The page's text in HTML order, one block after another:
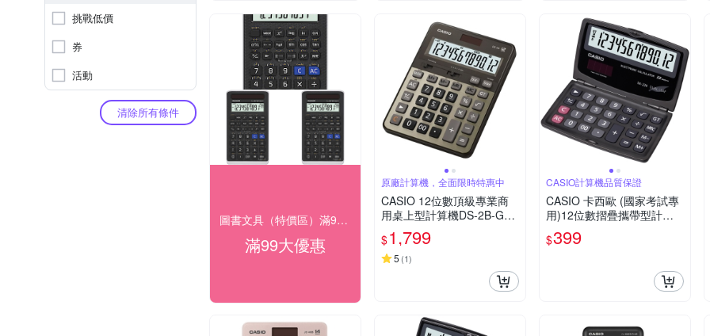
挑戰低價
券
活動
清除所有條件
圖書文具（特價區）滿99出貨
滿99大優惠
原廠計算機，全面限時特惠中
CASIO 12位數頂級專業商
用桌上型計算機DS-2B-GD-
黑/古銅金色
$1,799
5 (1)
CASIO計算機品質保證
CASIO 卡西歐 (國家考試專
用)12位數摺疊攜帶型計算
機SX-220
$399